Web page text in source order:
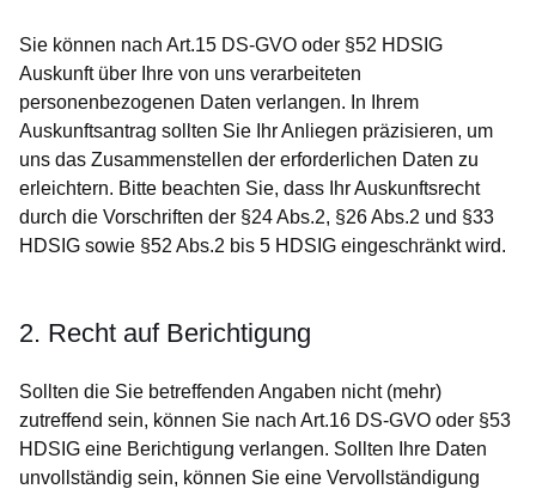
Sie können nach Art.15 DS-GVO oder §52 HDSIG
Auskunft über Ihre von uns verarbeiteten
personenbezogenen Daten verlangen. In Ihrem
Auskunftsantrag sollten Sie Ihr Anliegen präzisieren, um
uns das Zusammenstellen der erforderlichen Daten zu
erleichtern. Bitte beachten Sie, dass Ihr Auskunftsrecht
durch die Vorschriften der §24 Abs.2, §26 Abs.2 und §33
HDSIG sowie §52 Abs.2 bis 5 HDSIG eingeschränkt wird.
2. Recht auf Berichtigung
Sollten die Sie betreffenden Angaben nicht (mehr)
zutreffend sein, können Sie nach Art.16 DS-GVO oder §53
HDSIG eine Berichtigung verlangen. Sollten Ihre Daten
unvollständig sein, können Sie eine Vervollständigung